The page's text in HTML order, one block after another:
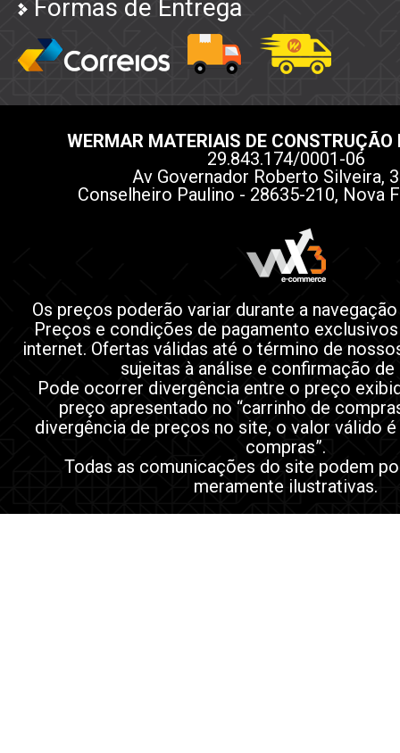
Formas de Entrega
WERMAR MATERIAIS DE CONSTRUÇÃO
29.843.174/0001-06
Av Governador Roberto Silveira,
Conselheiro Paulino - 28635-210, Nova
Os preços poderão variar durante a
Preços e condições de pagamento
internet. Ofertas válidas até o término de
sujeitas à análise e confirmação de
Pode ocorrer divergência entre o preço
preço apresentado no “carrinho de
divergência de preços no site, o valor válido é
compras”.
Todas as comunicações do site podem
meramente ilustrativas.